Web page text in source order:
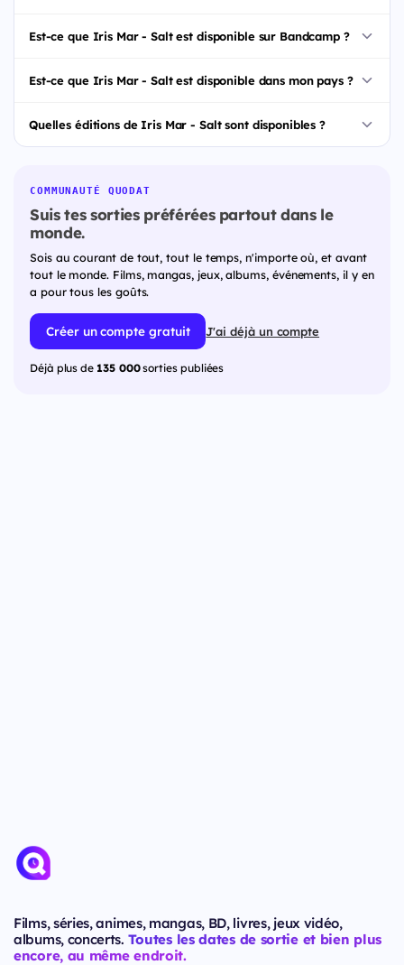
Est-ce que Iris Mar - Salt est disponible sur Bandcamp ?
Est-ce que Iris Mar - Salt est disponible dans mon pays ?
Quelles éditions de Iris Mar - Salt sont disponibles ?
COMMUNAUTÉ QUODAT
Suis tes sorties préférées partout dans le
monde.
Sois au courant de tout, tout le temps, n'importe où, et avant
tout le monde. Films, mangas, jeux, albums, événements, il y en
a pour tous les goûts.
Créer un compte gratuit J'ai déjà un compte
Déjà plus de 135 000sorties publiées
Films, séries, animes, mangas, BD, livres, jeux vidéo,
albums, concerts. Toutes les dates de sortie et bien plus
encore, au même endroit.